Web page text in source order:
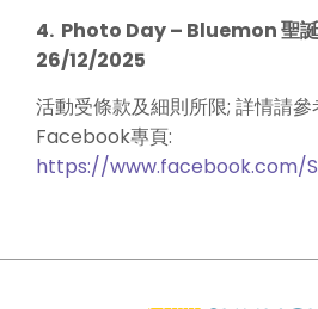
4. Photo Day – Bluemon 聖誕
26/12/2025
活動受條款及細則所限; 詳情請
Facebook專頁:
https://www.facebook.com/